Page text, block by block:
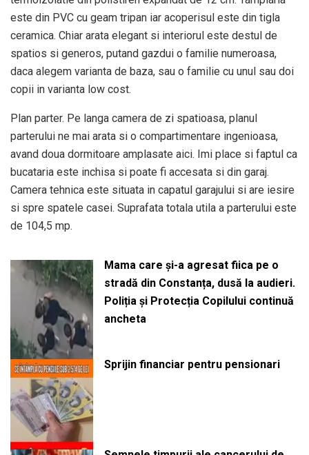
este din PVC cu geam tripan iar acoperisul este din tigla
ceramica. Chiar arata elegant si interiorul este destul de
spatios si generos, putand gazdui o familie numeroasa,
daca alegem varianta de baza, sau o familie cu unul sau doi
copii in varianta low cost.
Plan parter. Pe langa camera de zi spatioasa, planul
parterului ne mai arata si o compartimentare ingenioasa,
avand doua dormitoare amplasate aici. Imi place si faptul ca
bucataria este inchisa si poate fi accesata si din garaj.
Camera tehnica este situata in capatul garajului si are iesire
si spre spatele casei. Suprafata totala utila a parterului este
de 104,5 mp.
Mama care și-a agresat fiica pe o
stradă din Constanța, dusă la audieri.
Poliția și Protecția Copilului continuă
ancheta
Sprijin financiar pentru pensionari